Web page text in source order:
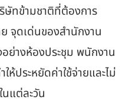
ษัทข้ามชาติที่ต้องการ
จุดเด่นของสำนักงาน
ย่างห้องประชุม พนักงาน
ประหยัดค่าใช้จ่ายและไม่
นแต่ละวัน